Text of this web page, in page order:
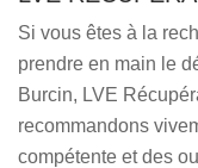
Si vous êtes à la
prendre en main le
Burcin, LVE
recommandons
compétente et des